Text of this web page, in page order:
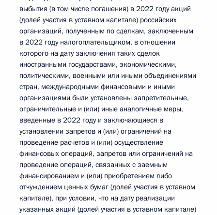
выбытия (в том числе погашения) в 2022 году акций
(долей участия в уставном капитале) российских
организаций, полученным по сделкам, заключенным
в 2022 году налогоплательщиком, в отношении
которого на дату заключения таких сделок
иностранными государствами, экономическими,
политическими, военными или иными объединениями
стран, международными финансовыми и иными
организациями были установлены запретительные,
ограничительные и (или) иные аналогичные меры,
введенные в 2022 году и заключающиеся в
установлении запретов и (или) ограничений на
проведение расчетов и (или) осуществление
финансовых операций, запретов или ограничений на
проведение операций, связанных с заемным
финансированием и (или) приобретением либо
отчуждением ценных бумаг (долей участия в уставном
капитале), при условии, что на дату реализации
указанных акций (долей участия в уставном капитале)